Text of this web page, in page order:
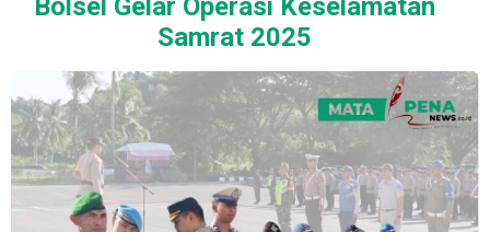
Bolsel Gelar Operasi Keselamatan
Samrat 2025